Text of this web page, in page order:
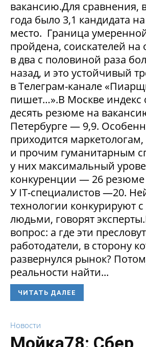
вакансию.Для сравнения,
года было 3,1 кандидата
место. Граница
пройдена, соискателей на
в два с половиной раза
назад, и это устойчивый
в Телеграм-канале
пишет…».В Москве индекс
десять резюме на
Петербурге — 9,9.
приходится
и прочим гуманитарным
у них максимальный
конкуренции — 26
У IT-специалистов —20.
технологии конкурируют
людьми, говорят
вопрос: а где эти
работодатели, в сторону
развернулся рынок?
реальности найти...
ЧИТАТЬ ДАЛЕЕ
Новости
Мойка78: Сбер